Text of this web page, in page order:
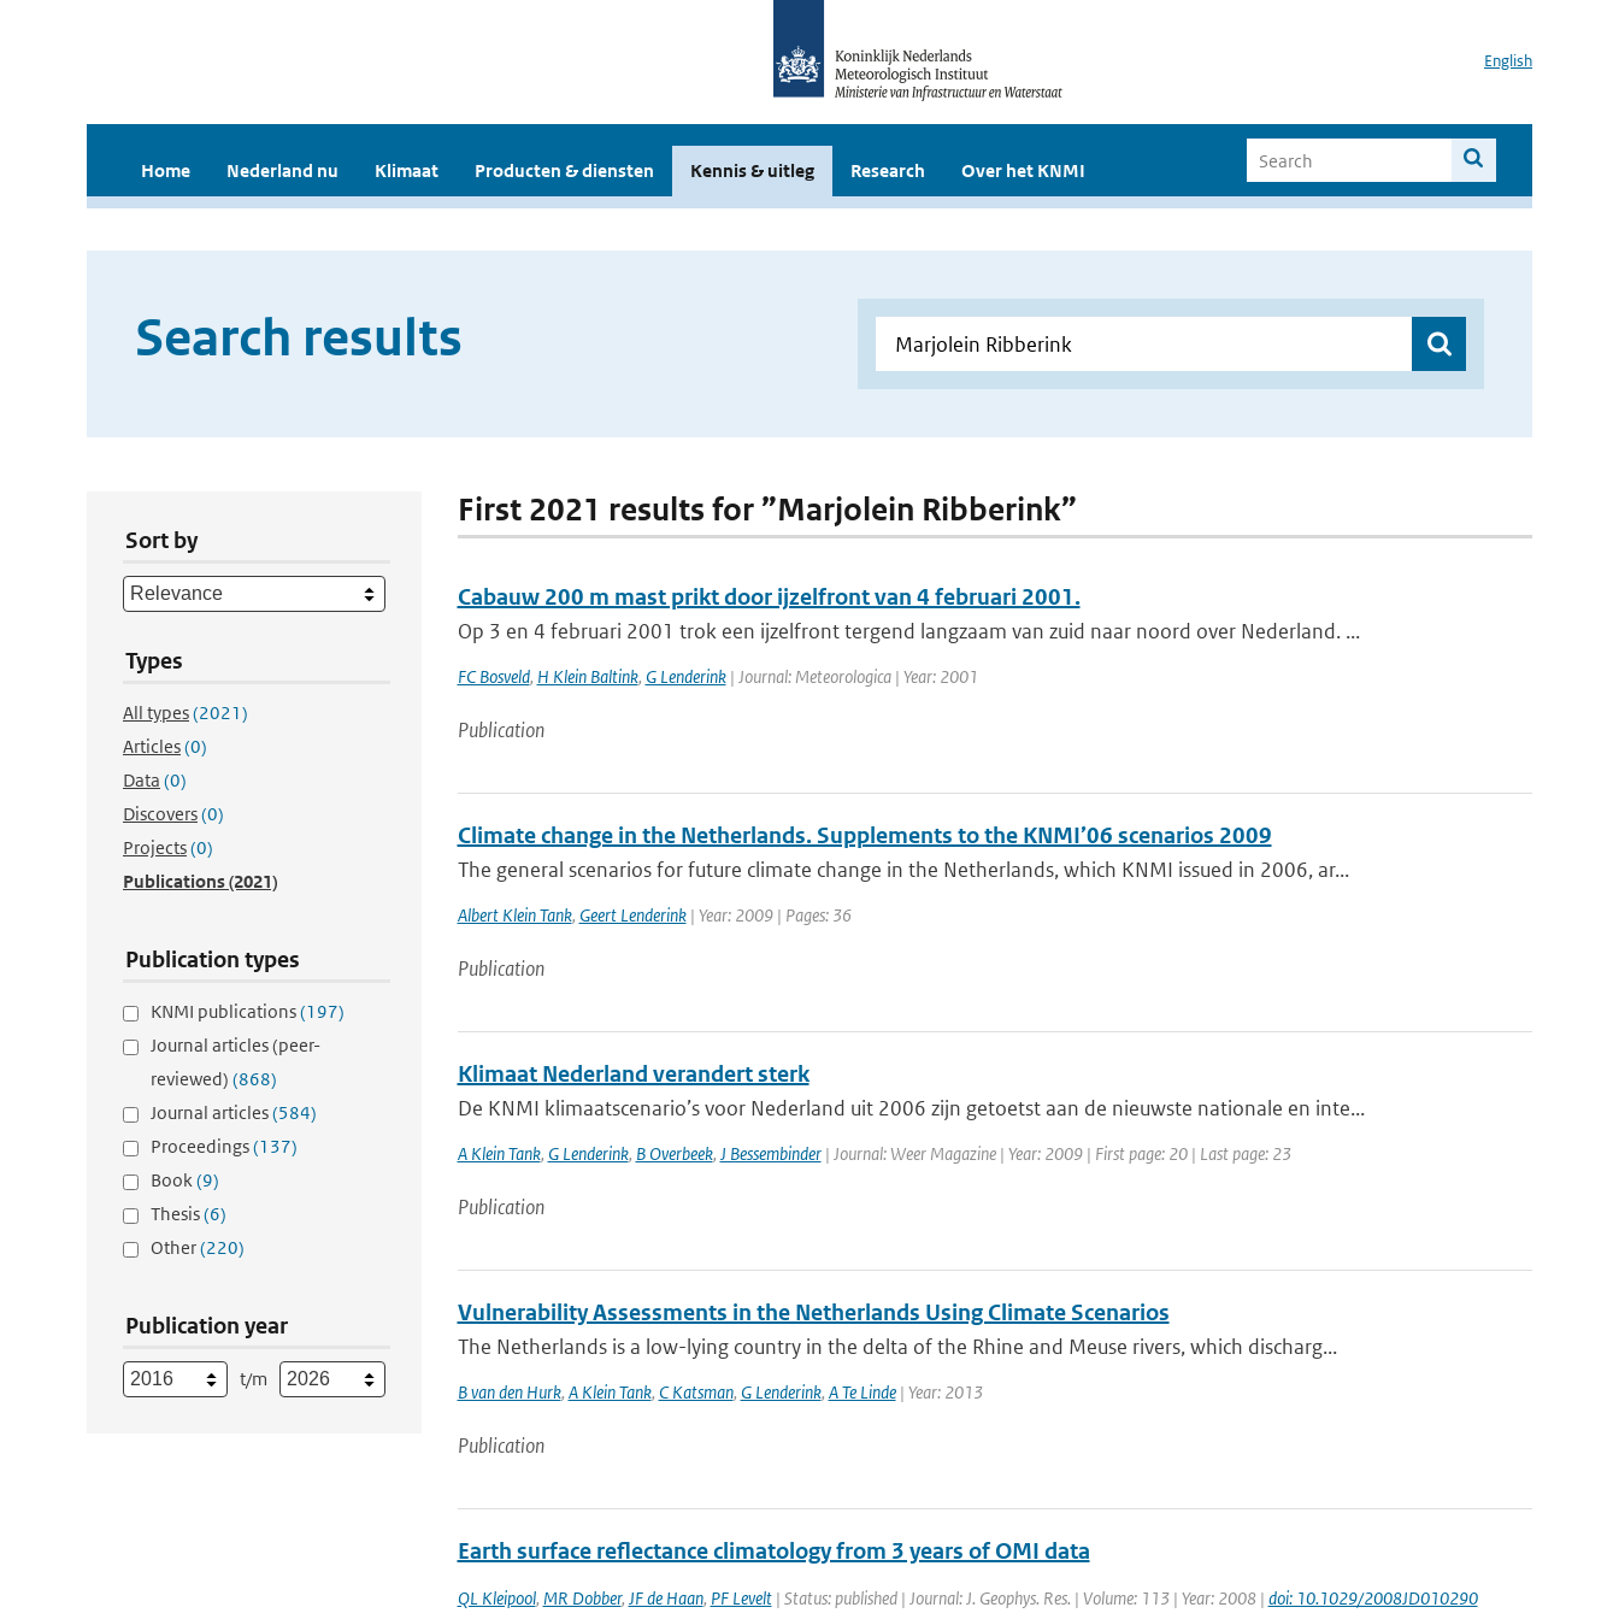
English
Home Nederland nu Klimaat Producten & diensten Kennis & uitleg Research Over het KNMI
Search results
Sort by
Types
All types(2021)
Articles(0)
Data (0)
Discovers(0)
Projects(0)
Publications(2021)
Publication types
KNMI publications(197)
Journal articles (peer-
reviewed) (868)
Journal articles(584)
Proceedings(137)
Book(9)
Thesis(6)
Other(220)
Publication year
t/m
First 2021 results for ”Marjolein Ribberink”
Cabauw 200 m mast prikt door ijzelfront van 4 februari 2001.
Op 3 en 4 februari 2001 trok een ijzelfront tergend langzaam van zuid naar noord over Nederland. ...
FC Bosveld, H Klein Baltink, G Lenderink| Journal: Meteorologica | Year: 2001
Publication
Climate change in the Netherlands. Supplements to the KNMI’06 scenarios 2009
The general scenarios for future climate change in the Netherlands, which KNMI issued in 2006, ar...
Albert Klein Tank, Geert Lenderink| Year: 2009 | Pages: 36
Publication
Klimaat Nederland verandert sterk
De KNMI klimaatscenario’s voor Nederland uit 2006 zijn getoetst aan de nieuwste nationale en inte...
A Klein Tank, G Lenderink, B Overbeek, J Bessembinder| Journal: Weer Magazine | Year: 2009 | First page: 20 | Last page: 23
Publication
Vulnerability Assessments in the Netherlands Using Climate Scenarios
The Netherlands is a low-lying country in the delta of the Rhine and Meuse rivers, which discharg...
B van den Hurk, A Klein Tank, C Katsman, G Lenderink, A Te Linde| Year: 2013
Publication
Earth surface reflectance climatology from 3 years of OMI data
QL Kleipool, MR Dobber, JF de Haan, PF Levelt| Status: published | Journal: J. Geophys. Res. | Volume: 113 | Year: 2008 | doi: 10.1029/2008JD010290